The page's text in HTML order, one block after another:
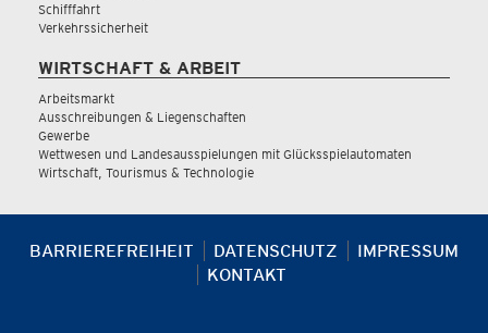
Schifffahrt
Verkehrssicherheit
WIRTSCHAFT & ARBEIT
Arbeitsmarkt
Ausschreibungen & Liegenschaften
Gewerbe
Wettwesen und Landesausspielungen mit Glücksspielautomaten
Wirtschaft, Tourismus & Technologie
BARRIEREFREIHEIT DATENSCHUTZ
IMPRESSUM
KONTAKT